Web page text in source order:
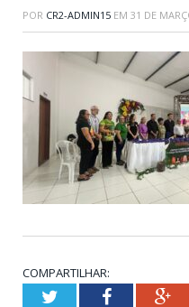
POR CR2-ADMIN15 EM 31 DE
COMPARTILHAR:
TwitterFacebook